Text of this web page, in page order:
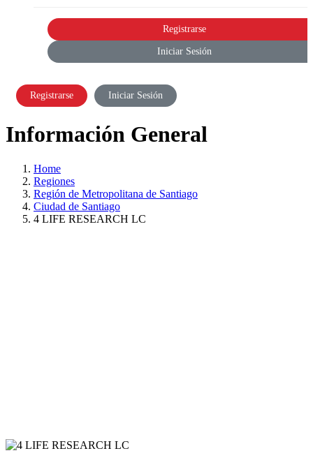
Registrarse
Iniciar Sesión
Registrarse Iniciar Sesión
Información General
Home
Regiones
Región de Metropolitana de Santiago
Ciudad de Santiago
4 LIFE RESEARCH LC